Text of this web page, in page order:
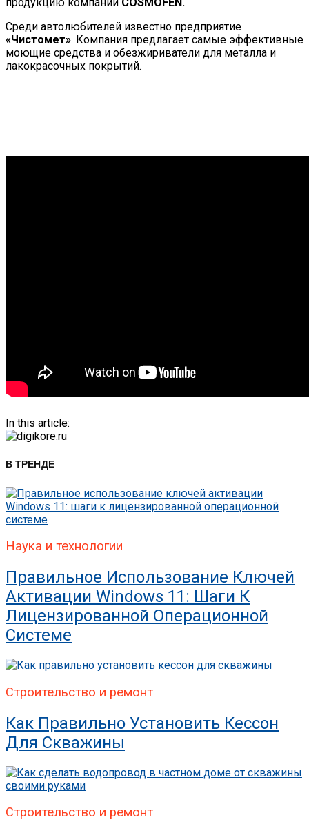
Среди автолюбителей известно предприятие
«Чистомет». Компания предлагает самые эффективные
моющие средства и обезжириватели для металла и
лакокрасочных покрытий.
In this article:
В ТРЕНДЕ
Наука и технологии
Правильное Использование Ключей
Активации Windows 11: Шаги К
Лицензированной Операционной
Системе
Строительство и ремонт
Как Правильно Установить Кессон
Для Скважины
Строительство и ремонт